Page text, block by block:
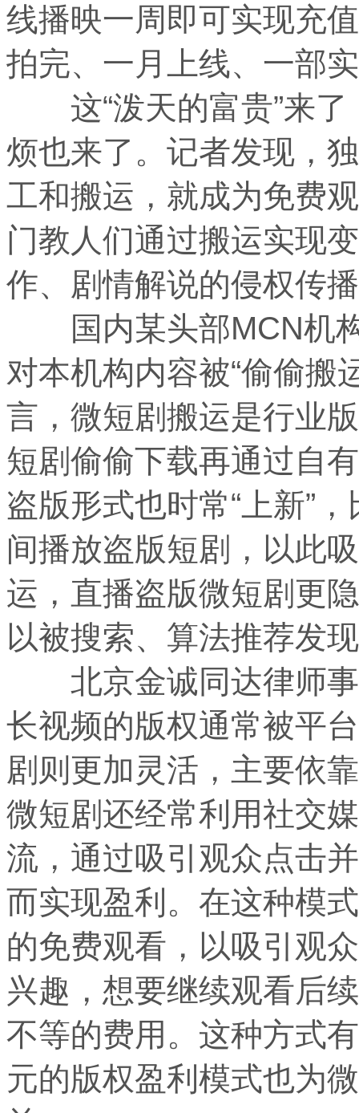
线播映一周即可实现充
拍完、一月上线、一部
这“泼天的富贵”来了
烦也来了。记者发现，
工和搬运，就成为免费
门教人们通过搬运实现
作、剧情解说的侵权传
国内某头部MCN机构
对本机构内容被“偷偷搬
言，微短剧搬运是行业
短剧偷偷下载再通过自
盗版形式也时常“上新”
间播放盗版短剧，以此
运，直播盗版微短剧更
以被搜索、算法推荐发
北京金诚同达律师事
长视频的版权通常被平
剧则更加灵活，主要依
微短剧还经常利用社交
流，通过吸引观众点击
而实现盈利。在这种模
的免费观看，以吸引观
兴趣，想要继续观看后
不等的费用。这种方式
元的版权盈利模式也为